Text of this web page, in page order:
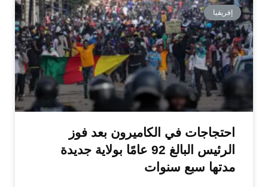
إفريقيا
احتجاجات في الكاميرون بعد فوز
الرئيس البالغ 92 عامًا بولاية جديدة
مدتها سبع سنوات